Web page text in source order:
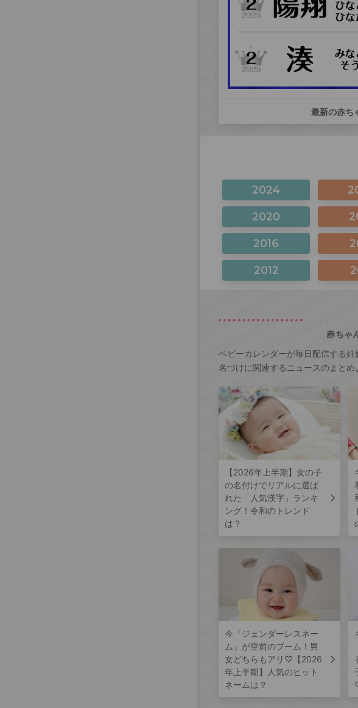
最新の赤ち
2024
2020
2016
2012
赤ちゃ
ベビーカレンダーが毎日配信する
名づけに関連するニュースのまとめ
【2026年上半期】女の子
の名付けでリアルに選ば
れた「人気漢字」ランキ
ング！令和のトレンド
は？
今「ジェンダーレスネー
ム」が空前のブーム！男
女どちらもアリ♡【2026
年上半期】人気のヒット
ネームは？